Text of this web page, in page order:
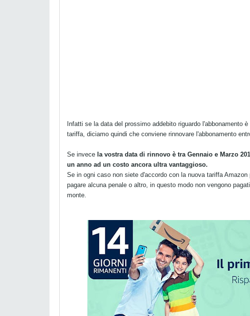
Infatti se la data del prossimo addebito riguardo l'abbonamento
tariffa, diciamo quindi che conviene rinnovare l'abbonamento
Se invece la vostra data di rinnovo è tra Gennaio e Marzo
un anno ad un costo ancora ultra vantaggioso.
Se in ogni caso non siete d'accordo con la nuova tariffa Amazon
pagare alcuna penale o altro, in questo modo non vengono
monte.